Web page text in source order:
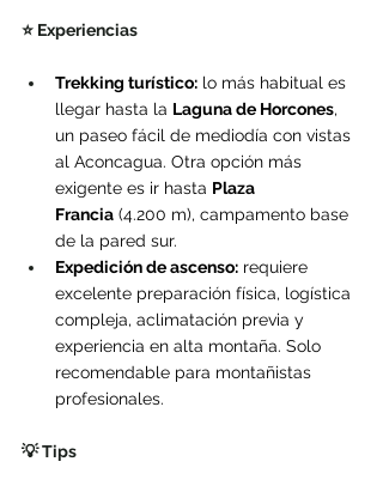
⭐ Experiencias
Trekking turístico: lo más habitual es
llegar hasta la Laguna de Horcones,
un paseo fácil de mediodía con vistas
al Aconcagua. Otra opción más
exigente es ir hasta Plaza
Francia (4.200 m), campamento base
de la pared sur.
Expedición de ascenso: requiere
excelente preparación física, logística
compleja, aclimatación previa y
experiencia en alta montaña. Solo
recomendable para montañistas
profesionales.
💡 Tips